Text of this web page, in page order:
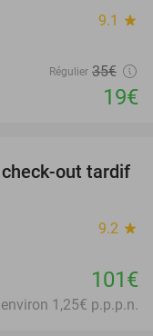
9.1 star
Régulier 35€
19€
out tardif
9.2 star
101€
1,25€ p.p.p.n.